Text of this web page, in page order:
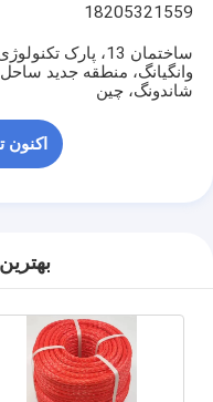
18205321559
وانگیانگ، منطقه جدید
شاندونگ، چین
اکنون